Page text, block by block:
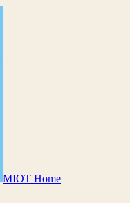
MIOT Home